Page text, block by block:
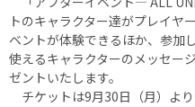
トのキャラクター達がプレイヤ
ベントが体験できるほか、参加
使えるキャラクターのメッセー
ゼントいたします。
チケットは9月30日（月）よ